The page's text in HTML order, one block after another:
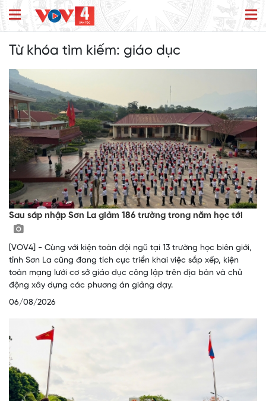
Từ khóa tìm kiếm: giáo dục
Sau sáp nhập Sơn La giảm 186 trường trong năm học tới
[VOV4] - Cùng với kiện toàn đội ngũ tại 13 trường học biên giới,
tỉnh Sơn La cũng đang tích cực triển khai việc sắp xếp, kiện
toàn mạng lưới cơ sở giáo dục công lập trên địa bàn và chủ
động xây dựng các phương án giảng dạy.
06/08/2026